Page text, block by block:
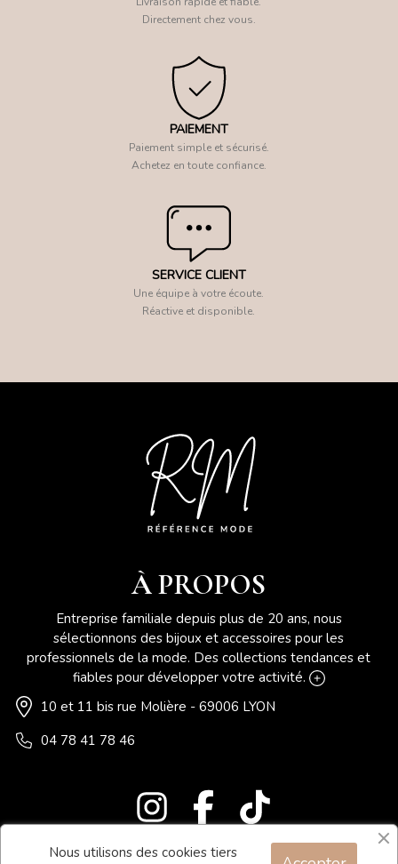
Directement chez vous.
PAIEMENT
Paiement simple et sécurisé.
Achetez en toute confiance.
SERVICE CLIENT
Une équipe à votre écoute.
Réactive et disponible.
À PROPOS
Entreprise familiale depuis plus de 20 ans, nous
sélectionnons des bijoux et accessoires pour les
professionnels de la mode. Des collections tendances et
fiables pour développer votre activité.
10 et 11 bis rue Molière - 69006 LYON
04 78 41 78 46
Nous utilisons des cookies tiers